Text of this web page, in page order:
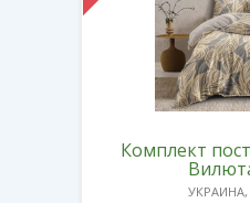
Комплект